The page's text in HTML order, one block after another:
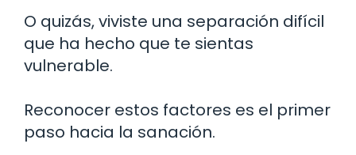
O quizás, viviste una separación difícil
que ha hecho que te sientas
vulnerable.
Reconocer estos factores es el primer
paso hacia la sanación.